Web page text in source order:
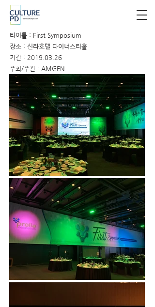
타이틀 : First Symposium
장소 : 신라호텔 다이너스티홀
기간 : 2019.03.26
주최/주관 : AMGEN